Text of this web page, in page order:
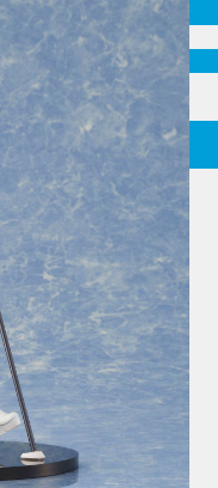
…
Zero
Maid